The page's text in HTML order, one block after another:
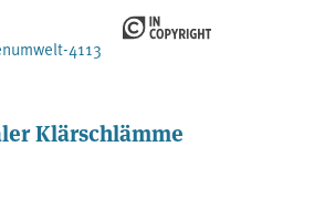
4113
Klärschlämme